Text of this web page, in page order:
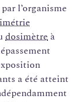
l’organisme
dosimètreà
a été atteint